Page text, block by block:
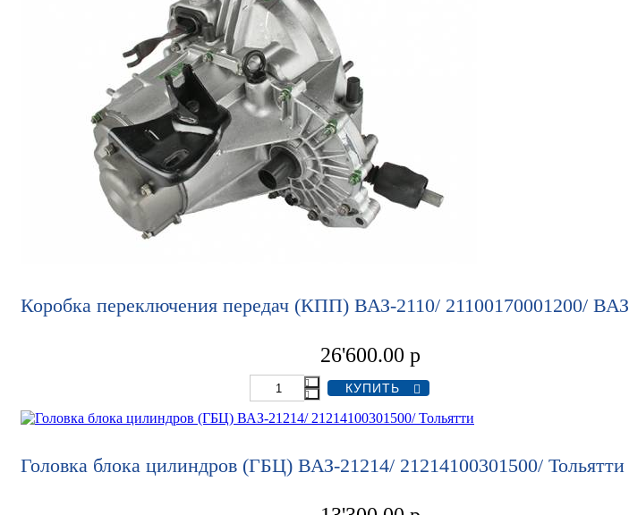
Коробка переключения передач (КПП) ВАЗ-2110/ 21100170001200/ ВАЗ
26'600.00 р
Головка блока цилиндров (ГБЦ) ВАЗ-21214/ 21214100301500/ Тольятти